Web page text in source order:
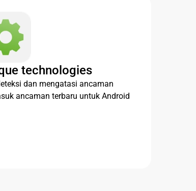
technologies
dan mengatasi ancaman
ancaman terbaru untuk Android